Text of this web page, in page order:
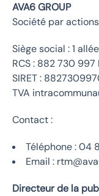
AVA6 GROUP
Société par
Siège social : 1
RCS : 882 730 997
SIRET :
TVA
Contact :
Téléphone : 04
Email :
Directeur de la